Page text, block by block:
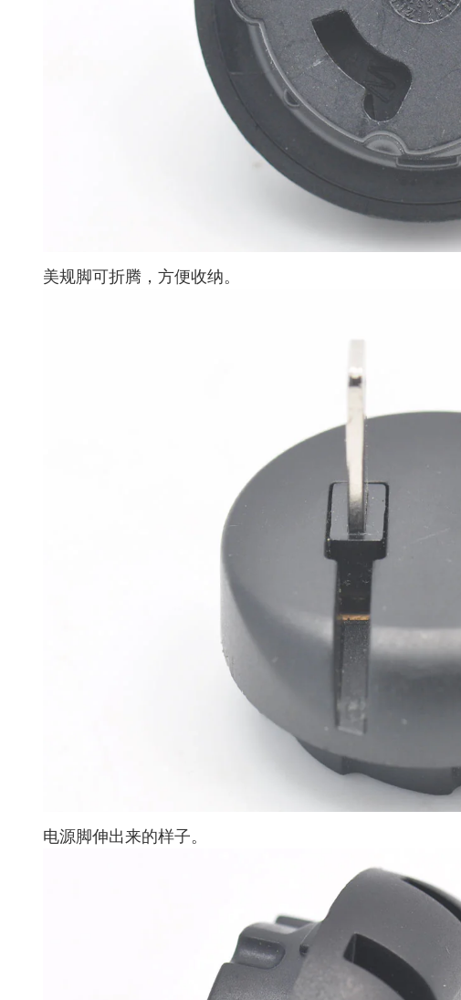
美规脚可折腾，方便收纳。
电源脚伸出来的样子。